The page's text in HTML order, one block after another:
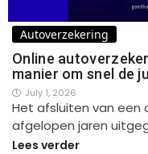
Autoverzekering
Online
manier om snel de
July 1, 2026
Het afsluiten van een
afgelopen jaren
Lees verder